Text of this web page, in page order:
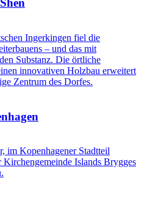
Ingerkingen fiel die
– und das mit
Substanz. Die örtliche
innovativen Holzbau erweitert
Zentrum des Dorfes.
im Kopenhagener Stadtteil
Islands Brygges